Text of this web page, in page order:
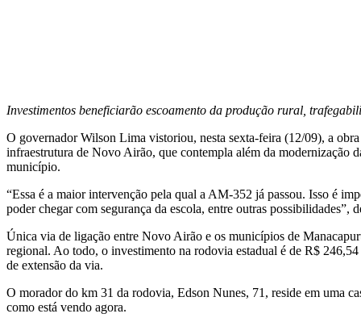
Investimentos beneficiarão escoamento da produção rural,
O governador Wilson Lima vistoriou, nesta sexta-feira (12/09), a
infraestrutura de Novo Airão, que contempla além da modernização
município.
“Essa é a maior intervenção pela qual a AM-352 já passou. Isso é
poder chegar com segurança da escola, entre outras possibilidades”,
Única via de ligação entre Novo Airão e os municípios de
regional. Ao todo, o investimento na rodovia estadual é de R$
de extensão da via.
O morador do km 31 da rodovia, Edson Nunes, 71, reside em uma
como está vendo agora.